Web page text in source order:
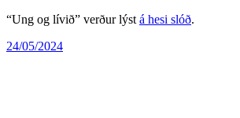
“Ung og lívið” verður lýst á hesi slóð.
24/05/2024